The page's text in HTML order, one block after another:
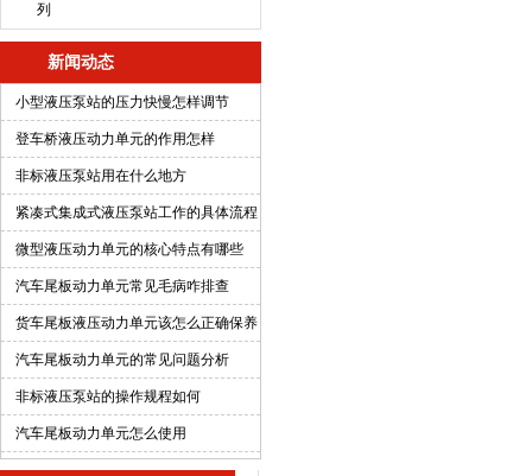
列
新闻动态
小型液压泵站的压力快慢怎样调节
登车桥液压动力单元的作用怎样
非标液压泵站用在什么地方
紧凑式集成式液压泵站工作的具体流程
微型液压动力单元的核心特点有哪些
汽车尾板动力单元常见毛病咋排查
货车尾板液压动力单元该怎么正确保养
汽车尾板动力单元的常见问题分析
非标液压泵站的操作规程如何
汽车尾板动力单元怎么使用